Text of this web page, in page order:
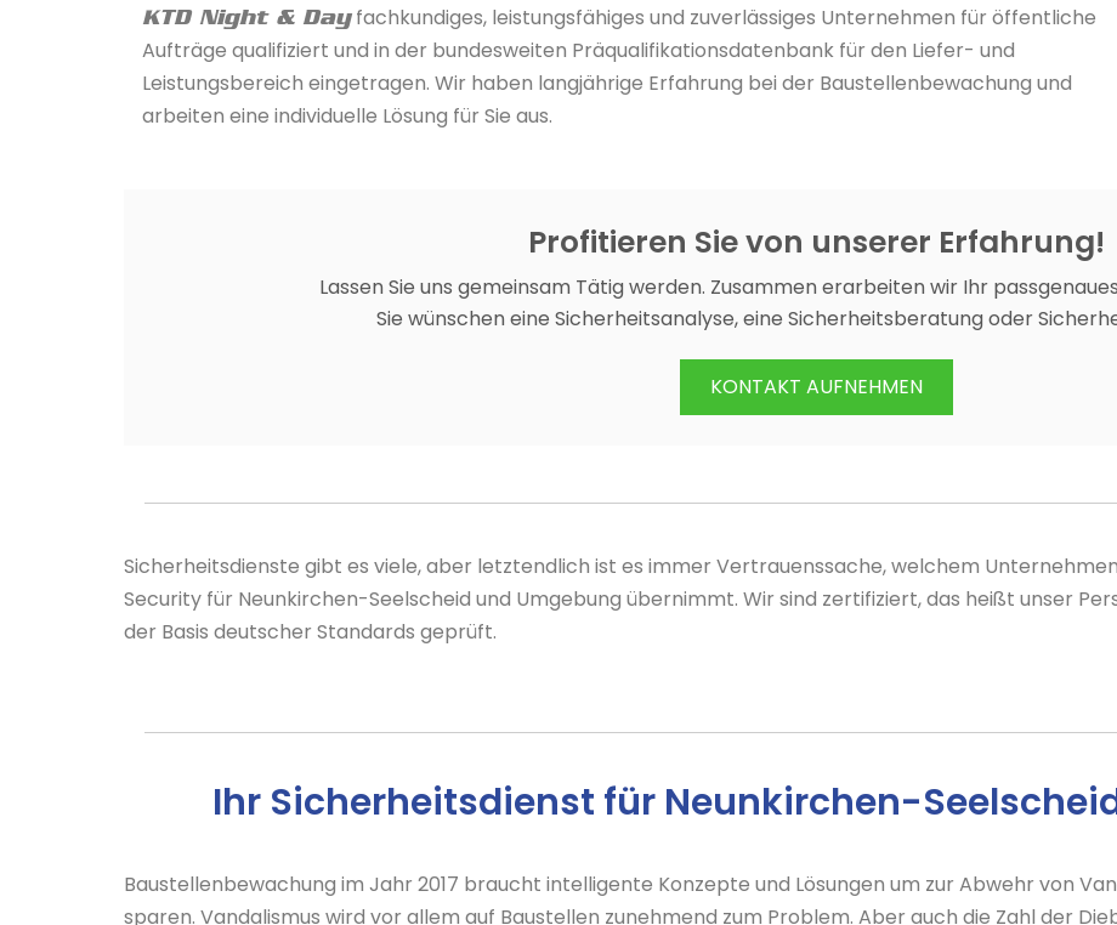
KTD Night & Dayfachkundiges, leistungsfähiges und zuverlässiges Unternehmen für öffentliche
Aufträge qualifiziert und in der bundesweiten Präqualifikationsdatenbank für den Liefer- und
Leistungsbereich eingetragen. Wir haben langjährige Erfahrung bei der Baustellenbewachung und
arbeiten eine individuelle Lösung für Sie aus.
Profitieren Sie von unserer Erfahrung!
Lassen Sie uns gemeinsam Tätig werden. Zusammen erarbeiten wir Ihr
Sie wünschen eine Sicherheitsanalyse, eine Sicherheitsberatung oder
KONTAKT AUFNEHMEN
Sicherheitsdienste gibt es viele, aber letztendlich ist es immer Vertrauenssache, welchem
Security für Neunkirchen-Seelscheid und Umgebung übernimmt. Wir sind zertifiziert, das heißt unser
der Basis deutscher Standards geprüft.
Ihr Sicherheitsdienst für Neunkirchen-
Baustellenbewachung im Jahr 2017 braucht intelligente Konzepte und Lösungen um zur Abwehr von
sparen. Vandalismus wird vor allem auf Baustellen zunehmend zum Problem. Aber auch die Zahl der